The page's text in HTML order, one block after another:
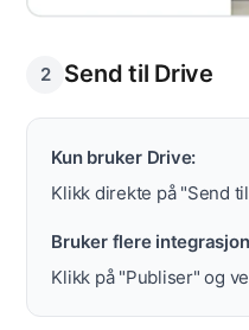
2 Send til Drive
Kun bruker Drive:
Klikk direkte på "Send
Bruker flere
Klikk på "Publiser" og